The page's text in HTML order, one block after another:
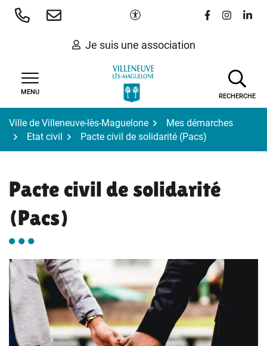
Aller
Paramètres d'accessibilité
Lien vers le
Lien vers
Lien
Je suis une association
MENU
RECHERCHE
Ville de Villeneuve-lès-Maguelone
Mes démarches
Etat civil
Pacte civil de solidarité (Pacs)
Pacte civil de solidarité
(Pacs)